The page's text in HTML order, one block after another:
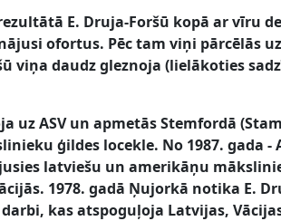
E. Druja-Foršū kopā ar vīru
ofortus. Pēc tam viņi pārcēlās
viņa daudz gleznoja (lielākoties
uz ASV un apmetās Stemfordā
ģildes locekle. No 1987. gada
latviešu un amerikāņu
1978. gadā Ņujorkā notika E.
kas atspoguļoja Latvijas,